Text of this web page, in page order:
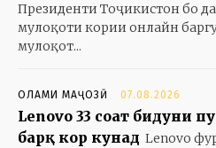
Президенти Тоҷикистон бо
мулоқоти кории онлайн
мулоқот...
ОЛАМИ МАҶОЗӢ 07.08.2026
Lenovo 33 соат бидуни
барқ кор кунад Lenovo